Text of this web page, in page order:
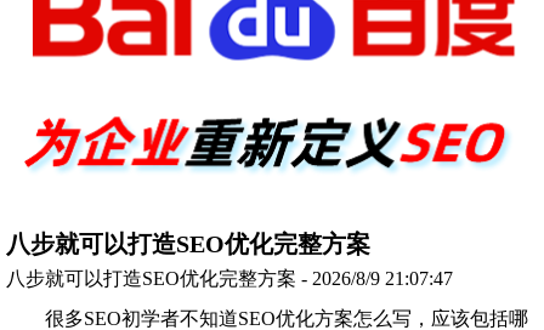
八步就可以打造SEO优化完整方案
八步就可以打造SEO优化完整方案 - 2026/8/9 21:07:47
很多SEO初学者不知道SEO优化方案怎么写，应该包括哪